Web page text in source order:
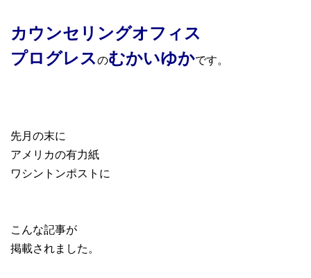
カウンセリングオフィス
プログレスのむかいゆかです。
先月の末に
アメリカの有力紙
ワシントンポストに
こんな記事が
掲載されました。